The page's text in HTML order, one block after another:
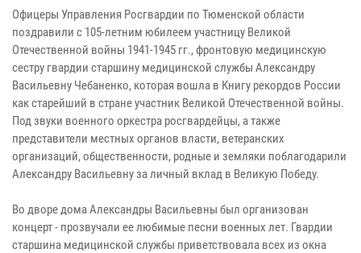
Офицеры Управления Росгвардии по Тюменской области
поздравили с 105-летним юбилеем участницу Великой
Отечественной войны 1941-1945 гг., фронтовую медицинскую
сестру гвардии старшину медицинской службы Александру
Васильевну Чебаненко, которая вошла в Книгу рекордов России
как старейший в стране участник Великой Отечественной войны.
Под звуки военного оркестра росгвардейцы, а также
представители местных органов власти, ветеранских
организаций, общественности, родные и земляки поблагодарили
Александру Васильевну за личный вклад в Великую Победу.
Во дворе дома Александры Васильевны был организован
концерт - прозвучали ее любимые песни военных лет. Гвардии
старшина медицинской службы приветствовала всех из окна